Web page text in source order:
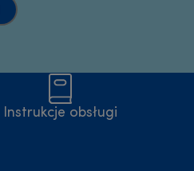
Instrukcje obsługi